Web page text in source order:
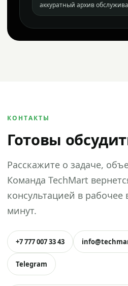
аккуратный архив
КОНТАКТЫ
Готовы
Расскажите о задаче,
Команда TechMart
консультацией в рабочее
минут.
+7 777 007 33 43
Telegram